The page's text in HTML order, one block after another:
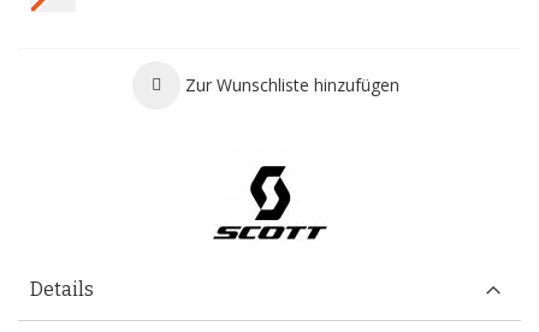
Zur Wunschliste hinzufügen
Details